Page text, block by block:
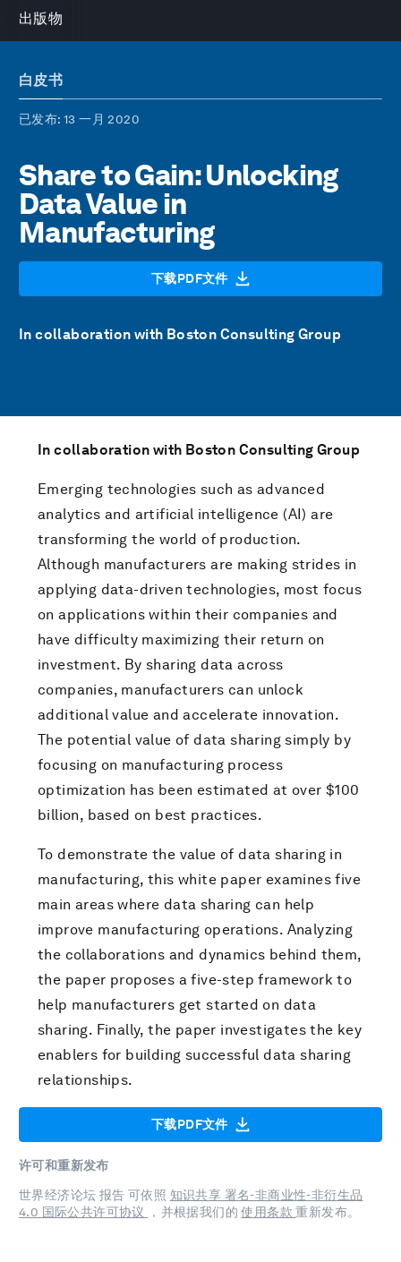
出版物
白皮书
已发布: 13 一月 2020
Share to Gain: Unlocking
Data Value in
Manufacturing
下载PDF文件
In collaboration with Boston Consulting Group
In collaboration with Boston Consulting Group
Emerging technologies such as advanced
analytics and artificial intelligence (AI) are
transforming the world of production.
Although manufacturers are making strides in
applying data-driven technologies, most focus
on applications within their companies and
have difficulty maximizing their return on
investment. By sharing data across
companies, manufacturers can unlock
additional value and accelerate innovation.
The potential value of data sharing simply by
focusing on manufacturing process
optimization has been estimated at over $100
billion, based on best practices.
To demonstrate the value of data sharing in
manufacturing, this white paper examines five
main areas where data sharing can help
improve manufacturing operations. Analyzing
the collaborations and dynamics behind them,
the paper proposes a five-step framework to
help manufacturers get started on data
sharing. Finally, the paper investigates the key
enablers for building successful data sharing
relationships.
下载PDF文件
许可和重新发布
世界经济论坛 报告 可依照 知识共享 署名-非商业性-非衍生品
4.0 国际公共许可协议
，并根据我们的使用条款重新发布。